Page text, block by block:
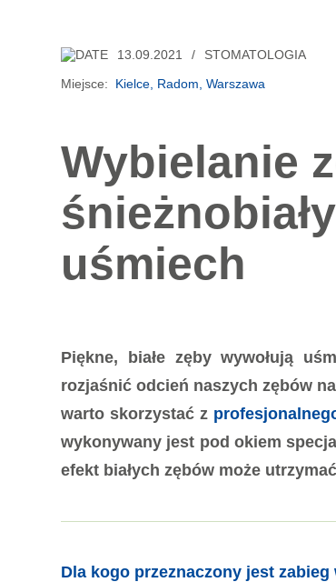
13.09.2021
STOMATOLOGIA
Miejsce:
Kielce Radom Warszawa
Wybielanie
uśmiech
Piękne, białe zęby wywołują
rozjaśnić odcień naszych zębów
warto skorzystać z
wykonywany jest pod okiem
efekt białych zębów może
Dla kogo przeznaczony jest